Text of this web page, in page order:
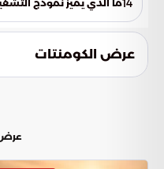
غير النفطية للمملكة.
14ما الذي يميز نموذج
أعلى معايير الجودة العالمية.
عرض الكومنتات
عرض